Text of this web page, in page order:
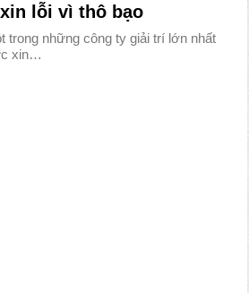
lỗi vì thô bạo
trong những công ty giải trí lớn nhất
xin…